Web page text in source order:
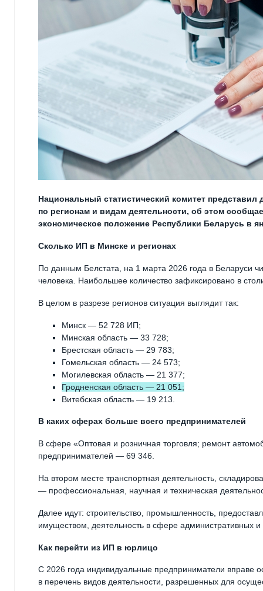
Национальный статистический комитет
по регионам и видам деятельности, об этом
экономическое положение Республики Беларусь в
Сколько ИП в Минске и регионах
По данным Белстата, на 1 марта 2026 года в Беларуси
человека. Наибольшее количество зафиксировано в
В целом в разрезе регионов ситуация выглядит так:
Минск — 52 728 ИП;
Минская область — 33 728;
Брестская область — 29 783;
Гомельская область — 24 573;
Могилевская область — 21 377;
Гродненская область — 21 051;
Витебская область — 19 213.
В каких сферах больше всего предпринимателей
В сфере «Оптовая и розничная торговля; ремонт
предпринимателей — 69 346.
На втором месте транспортная деятельность,
— профессиональная, научная и техническая
Далее идут: строительство, промышленность,
имуществом, деятельность в сфере административных
Как перейти из ИП в юрлицо
С 2026 года индивидуальные предприниматели вправе
в перечень видов деятельности, разрешенных для